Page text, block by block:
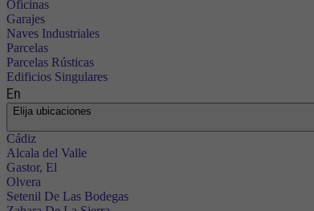
Oficinas
Garajes
Naves Industriales
Parcelas
Parcelas Rústicas
Edificios Singulares
En
Elija ubicaciones
Cádiz
Alcala del Valle
Gastor, El
Olvera
Setenil De Las Bodegas